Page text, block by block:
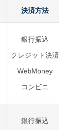
決済方法
銀行振込
クレジット決済
WebMoney
コンビニ
銀行振込